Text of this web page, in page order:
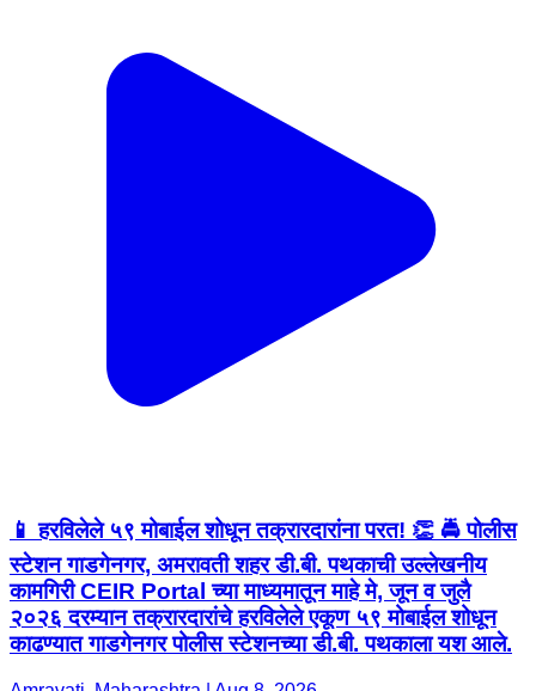
📱 हरविलेले ५९ मोबाईल शोधून तक्रारदारांना परत! 👏 🚔 पोलीस
स्टेशन गाडगेनगर, अमरावती शहर डी.बी. पथकाची उल्लेखनीय
कामगिरी CEIR Portal च्या माध्यमातून माहे मे, जून व जुलै
२०२६ दरम्यान तक्रारदारांचे हरविलेले एकूण ५९ मोबाईल शोधून
काढण्यात गाडगेनगर पोलीस स्टेशनच्या डी.बी. पथकाला यश आले.